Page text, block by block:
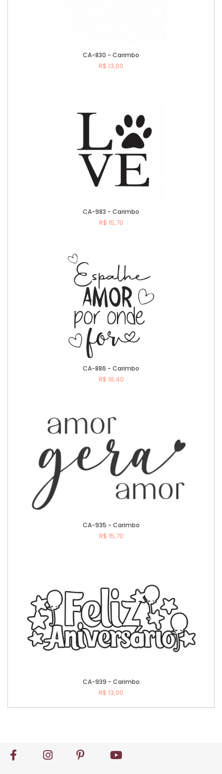
CA-830 - Carimbo
R$ 13,00
CA-983 - Carimbo
R$ 15,70
CA-886 - Carimbo
R$ 18,40
CA-935 - Carimbo
R$ 15,70
CA-939 - Carimbo
R$ 13,00